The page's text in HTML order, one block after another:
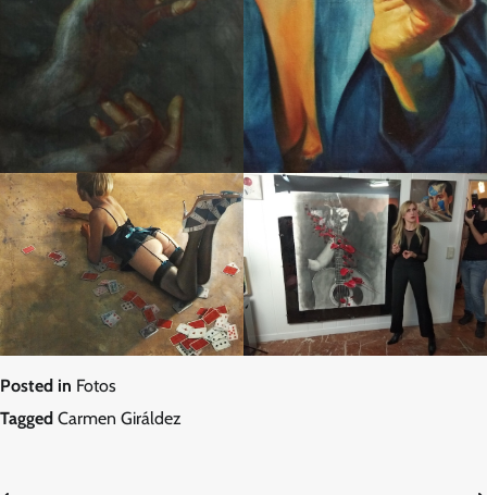
Posted in Fotos
Tagged Carmen Giráldez